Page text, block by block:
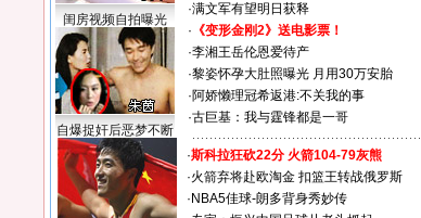
闺房视频自拍曝光
自爆捉奸后恶梦不断
·满文军有望明日获释
· 《变形金刚2》送电影票！
·李湘王岳伦恩爱待产
·黎姿怀孕大肚照曝光 月用30万安胎
·阿娇懒理冠希返港:不关我的事
·古巨基：我与霆锋都是一哥
·斯科拉狂砍22分 火箭104-79灰熊
·火箭弃将赴欧淘金 扣篮王转战俄罗斯
· NBA5佳球-朗多背身秀妙传